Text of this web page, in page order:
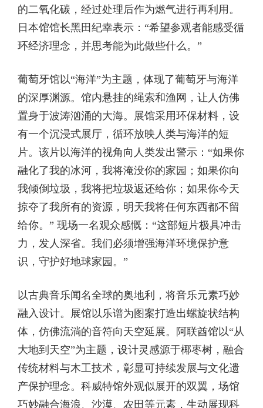
的二氧化碳，经过处理后作为燃气进行再利用。
日本馆馆长黑田纪幸表示：“希望参观者能感受循
环经济理念，并思考能为此做些什么。”
葡萄牙馆以“海洋”为主题，体现了葡萄牙与海洋
的深厚渊源。馆内悬挂的绳索和渔网，让人仿佛
置身于波涛汹涌的大海。展馆采用环保材料，设
有一个沉浸式展厅，循环放映人类与海洋的短
片。该片以海洋的视角向人类发出警示：“如果你
融化了我的冰河，我将淹没你的家园；如果你向
我倾倒垃圾，我将把垃圾返还给你；如果你今天
掠夺了我所有的资源，明天我将任何东西都不留
给你。” 现场一名观众感慨：“这部短片极具冲击
力，发人深省。我们必须增强海洋环境保护意
识，守护好地球家园。”
以古典音乐闻名全球的奥地利，将音乐元素巧妙
融入设计。展馆以乐谱为图案打造出螺旋状结构
体，仿佛流淌的音符向天空延展。阿联酋馆以“从
大地到天空”为主题，设计灵感源于椰枣树，融合
传统材料与木工技术，彰显可持续发展与文化遗
产保护理念。科威特馆外观似展开的双翼，场馆
巧妙融合海浪、沙漠、农田等元素，生动展现科